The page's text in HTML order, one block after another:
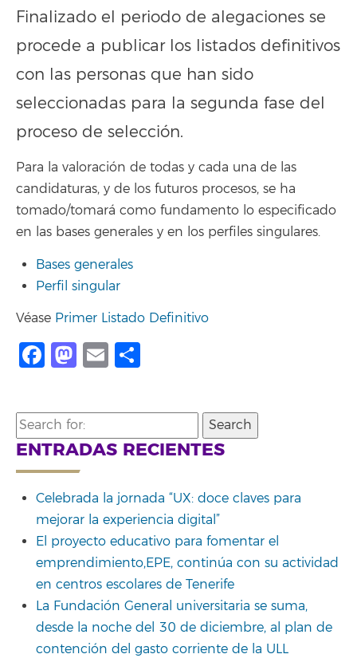
Finalizado el periodo de alegaciones se
procede a publicar los listados definitivos
con las personas que han sido
seleccionadas para la segunda fase del
proceso de selección.
Para la valoración de todas y cada una de las
candidaturas, y de los futuros procesos, se ha
tomado/tomará como fundamento lo especificado
en las bases generales y en los perfiles singulares.
Bases generales
Perfil singular
Véase Primer Listado Definitivo
Facebook
Mastodon
Email
Search
for:
ENTRADAS RECIENTES
Celebrada la jornada “UX: doce claves para
mejorar la experiencia digital”
El proyecto educativo para fomentar el
emprendimiento,EPE, continúa con su actividad
en centros escolares de Tenerife
La Fundación General universitaria se suma,
desde la noche del 30 de diciembre, al plan de
contención del gasto corriente de la ULL